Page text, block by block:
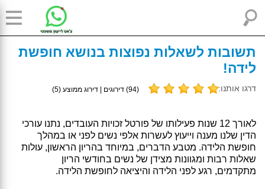
תשובות לשאלות נפוצות בנושא חופשת
לידה!
דרגו אותנו: (
94) דירוגים | דירוג ממוצע (5
)
לאורך 12 שנות פעילותו של פורטל זכויות העובדים, נתנו עורכי
הדין שלנו מענה וייעוץ לעשרות אלפי נשים לפני או במהלך
חופשת הלידה. מטבע הדברים, במיוחד בהריון הראשון, עולות
שאלות רבות ומגוונות מצידן של נשים בחודשי הריון
מתקדמים, רגע לפני הלידה והיציאה לחופשת הלידה.